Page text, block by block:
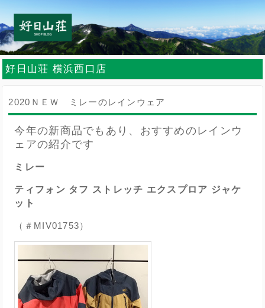
好日山荘 横浜西口店
2020ＮＥＷ ミレーのレインウェア
今年の新商品でもあり、おすすめのレインウ
ェアの紹介です
ミレー
ティフォン タフ ストレッチ エクスプロア ジャケ
ット
（＃MIV01753）